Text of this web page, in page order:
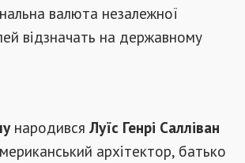
валюта незалежної
відзначать на державному
народився Луїс Генрі Салліван
архітектор, батько